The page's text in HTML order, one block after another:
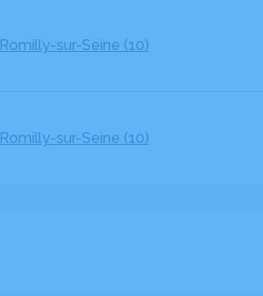
Romilly-sur-Seine (10)
Romilly-sur-Seine (10)